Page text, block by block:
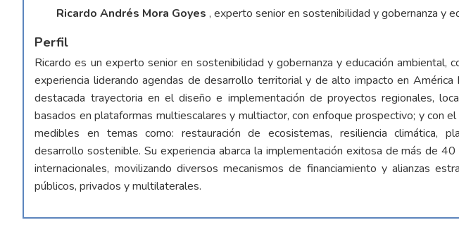
Ricardo Andrés Mora Goyes , experto senior en sostenibilidad y gobernanza y
Perfil
Ricardo es un experto senior en sostenibilidad y gobernanza y educación ambiental,
experiencia liderando agendas de desarrollo territorial y de alto impacto en América
destacada trayectoria en el diseño e implementación de proyectos regionales,
basados en plataformas multiescalares y multiactor, con enfoque prospectivo; y con
medibles en temas como: restauración de ecosistemas, resiliencia climática,
desarrollo sostenible. Su experiencia abarca la implementación exitosa de más de 40
internacionales, movilizando diversos mecanismos de financiamiento y alianzas
públicos, privados y multilaterales.